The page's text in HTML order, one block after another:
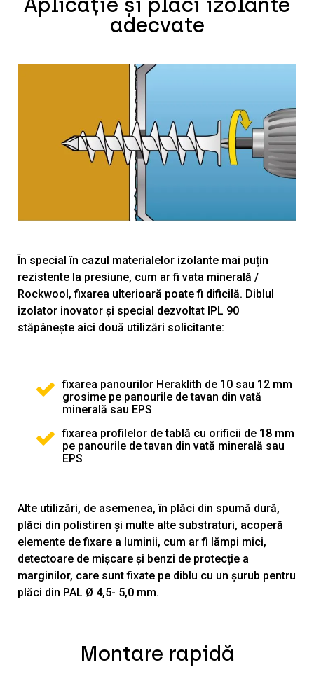
adecvate
În special în cazul materialelor izolante mai puțin
rezistente la presiune, cum ar fi vata minerală /
Rockwool, fixarea ulterioară poate fi dificilă. Diblul
izolator inovator și special dezvoltat IPL 90
stăpânește aici două utilizări solicitante:
fixarea panourilor Heraklith de 10 sau 12 mm
grosime pe panourile de tavan din vată
minerală sau EPS
fixarea profilelor de tablă cu orificii de 18 mm
pe panourile de tavan din vată minerală sau
EPS
Alte utilizări, de asemenea, în plăci din spumă dură,
plăci din polistiren și multe alte substraturi, acoperă
elemente de fixare a luminii, cum ar fi lămpi mici,
detectoare de mișcare și benzi de protecție a
marginilor, care sunt fixate pe diblu cu un șurub pentru
plăci din PAL Ø 4,5- 5,0 mm.
Montare rapidă